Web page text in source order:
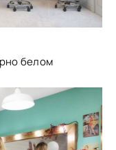
белом